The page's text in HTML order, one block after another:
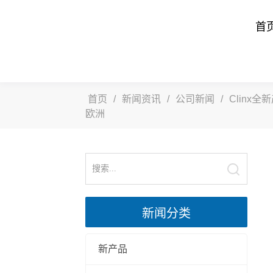
首
首页 / 新闻资讯 / 公司新闻 /
Clinx全
欧洲
新闻分类
新产品